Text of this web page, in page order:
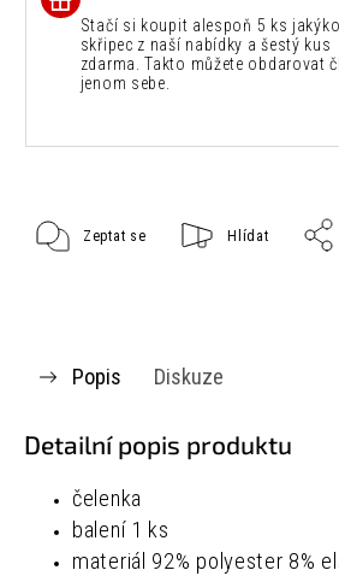
Stačí si koupit alespoň 5 ks
skřipec z naší nabídky a šestý
zdarma. Takto můžete obdarovat
jenom sebe.
Zeptat se Hlídat
Popis Diskuze
Detailní popis produktu
čelenka
balení 1 ks
materiál 92% polyester 8%